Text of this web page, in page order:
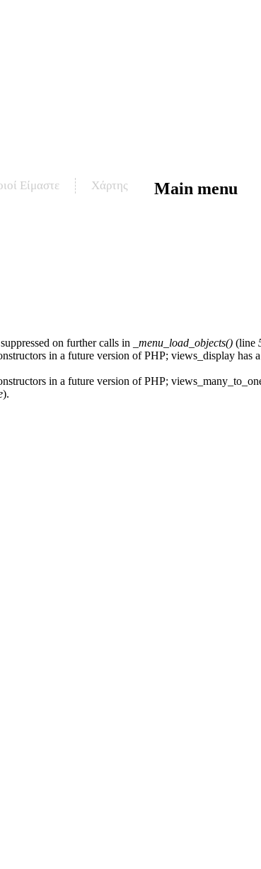
Είμαστε Χάρτης Main menu
on further calls in _menu_load_objects() (line
in a future version of PHP; views_display has
in a future version of PHP;
).